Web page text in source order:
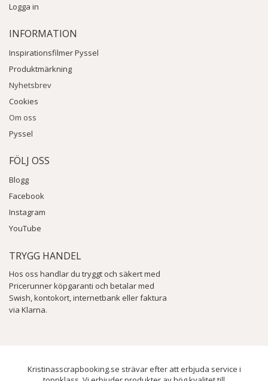
Logga in
INFORMATION
Inspirationsfilmer Pyssel
Produktmärkning
Nyhetsbrev
Cookies
Om oss
Pyssel
FÖLJ OSS
Blogg
Facebook
Instagram
YouTube
TRYGG HANDEL
Hos oss handlar du tryggt och säkert med
Pricerunner köpgaranti och betalar med
Swish, kontokort, internetbank eller faktura
via Klarna.
Kristinasscrapbooking.se strävar efter att erbjuda service i